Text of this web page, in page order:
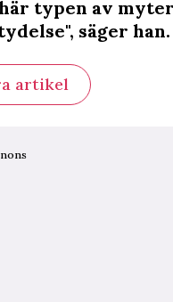
här typen av
säger han.
artikel